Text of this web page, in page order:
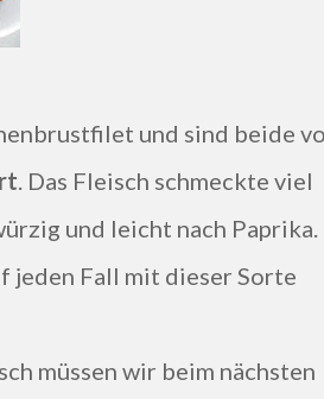
und sind beide
. Das Fleisch schmeckte viel
und leicht nach Paprika.
jeden Fall mit dieser Sorte
müssen wir beim nächsten